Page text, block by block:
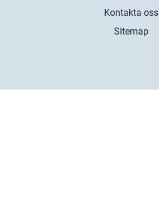
Kontakta oss
Sitemap